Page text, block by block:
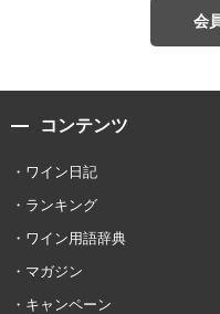
会
コンテンツ
ワイン日記
ランキング
ワイン用語辞典
マガジン
キャンペーン